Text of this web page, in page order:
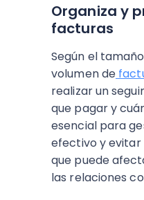
Organiza y
facturas
Según el
volumen de
realizar un
que pagar y
esencial para
efectivo y evitar
que puede
las relaciones